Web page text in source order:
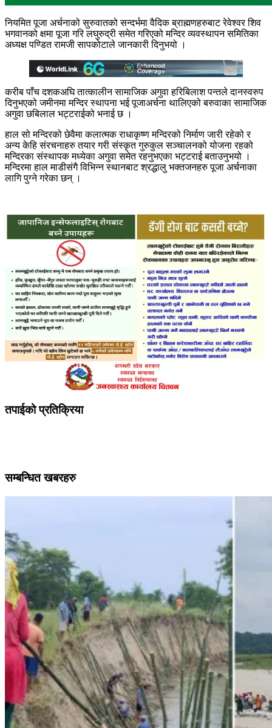
नियमित पूजा अर्चनाको सुरुवातको सन्दर्भमा वैदिक ब्राह्मणहरुबाट रेवेश्वर शिव
भगवानको क्षमा पूजा गरि लघुरुद्री समेत गरिएको मन्दिर व्यवस्थापन समितिका
अध्यक्ष पण्डित रामजी सापकोटाले जानकारी दिनुभयो ।
करीब पाँच दशकअघि तात्कालीन सामाजिक अगुवा हरिबिलाश पन्तले दानस्वरुप
दिनुभएको जमीनमा मन्दिर स्थापना भई पूजाअर्चना थालिएको बरुवाका सामाजिक
अगुवा छबिलाल भट्टराईको भनाई छ ।
हाल सो मन्दिरको छेवैमा कलात्मक राधाकृष्ण मन्दिरको निर्माण जारी रहेको र
अन्य केहि संरचनाहरु तयार गरी संस्कृत गुरुकुल सञ्चालनको योजना रहको
मन्दिरका संस्थापक मध्येका अगुवा समेत रहनुभएका भट्टराई बताउनुभयो ।
मन्दिरमा हाल माडीसंगै विभिन्न स्थानबाट श्रद्धालु भक्तजनहरु पूजा अर्चनाका
लागि पुग्ने गरेका छन् ।
तपाईको प्रतिक्रिया
सम्बन्धित खबरहरु